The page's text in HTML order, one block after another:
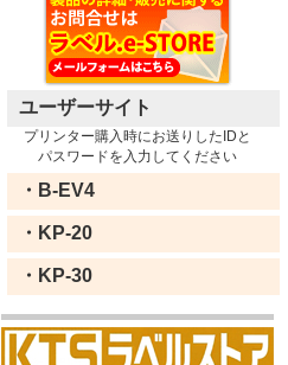
ユーザーサイト
プリンター購入時にお送りしたIDと
パスワードを入力してください
・B-EV4
・KP-20
・KP-30